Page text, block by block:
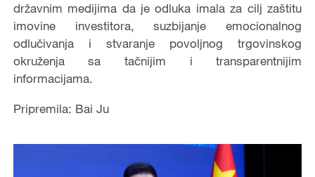
državnim medijima da je odluka imala za cilj zaštitu
imovine investitora, suzbijanje emocionalnog
odlučivanja i stvaranje povoljnog trgovinskog
okruženja sa tačnijim i transparentnijim
informacijama.
Pripremila: Bai Ju